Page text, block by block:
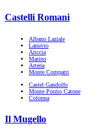
Castelli Romani
Albano Laziale
Lanuvio
Ariccia
Marino
Artena
Monte Compatri
Castel Gandolfo
Monte Porzio Catone
Colonna
Il Mugello